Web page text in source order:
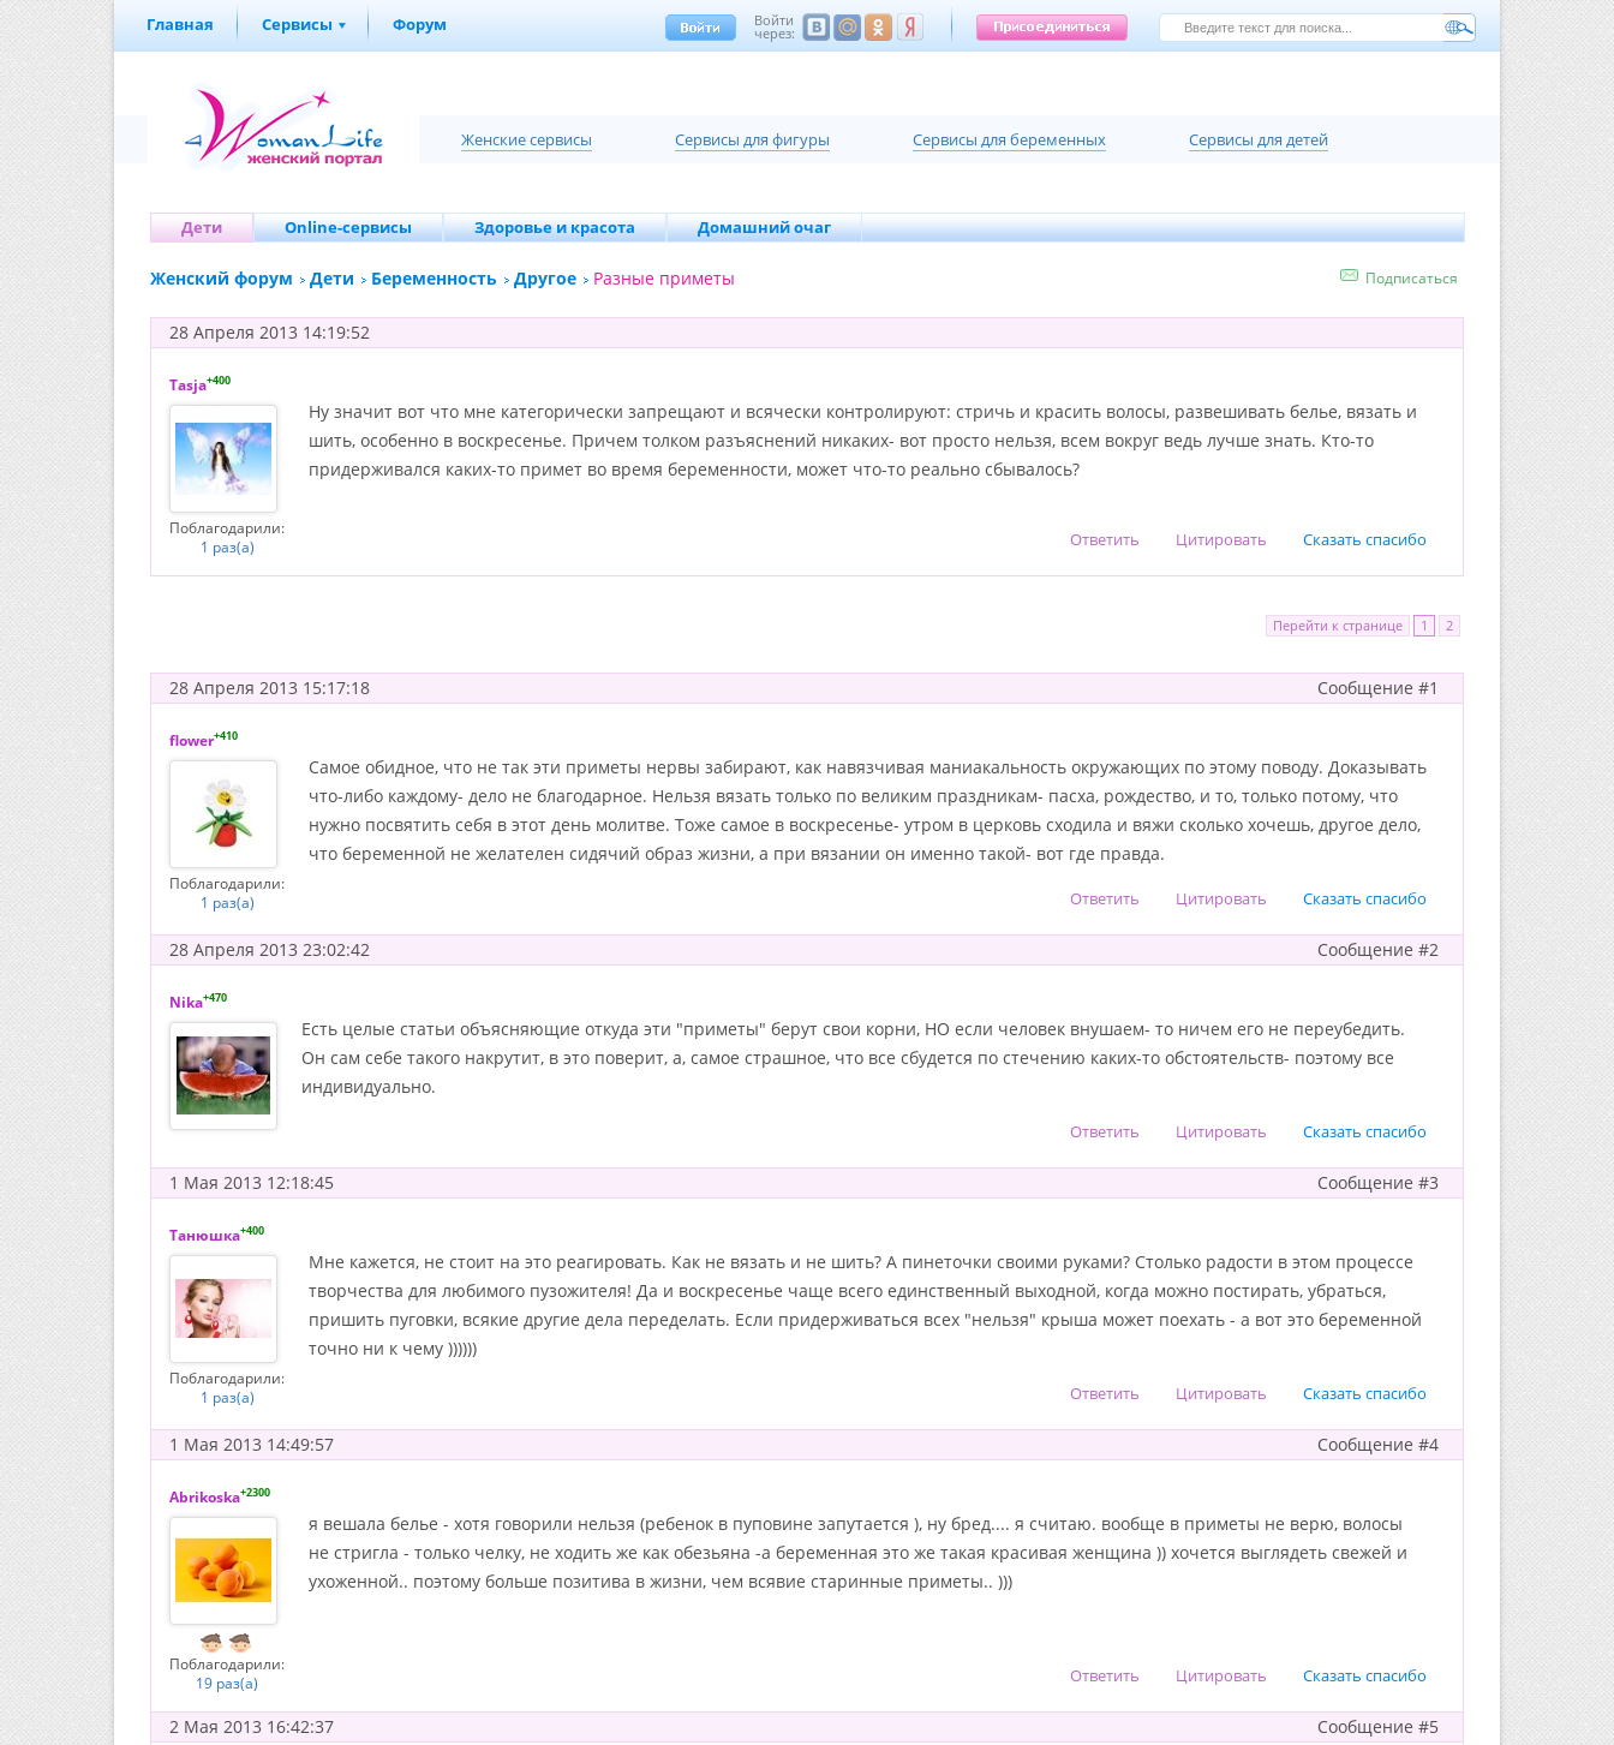
Главная Сервисы Форум Войти
через:
Женские сервисы Cервисы для фигуры Cервисы для беременных Сервисы для детей
Дети Online-сервисы Здоровье и красота Домашний очаг
Подписаться
Женский форум Дети Беременность Другое Разные приметы
28 Апреля 2013 14:19:52
Tasja+400
Поблагодарили:
1 раз(а)
Ну значит вот что мне категорически запрещают и всячески контролируют: стричь и красить волосы, развешивать белье, вязать и
шить, особенно в воскресенье. Причем толком разъяснений никаких- вот просто нельзя, всем вокруг ведь лучше знать. Кто-то
придерживался каких-то примет во время беременности, может что-то реально сбывалось?
Сказать спасибо
Цитировать
Ответить
Перейти к странице 1 2
Сообщение #1
28 Апреля 2013 15:17:18
flower+410
Поблагодарили:
1 раз(а)
Самое обидное, что не так эти приметы нервы забирают, как навязчивая маниакальность окружающих по этому поводу. Доказывать
что-либо каждому- дело не благодарное. Нельзя вязать только по великим праздникам- пасха, рождество, и то, только потому, что
нужно посвятить себя в этот день молитве. Тоже самое в воскресенье- утром в церковь сходила и вяжи сколько хочешь, другое дело,
что беременной не желателен сидячий образ жизни, а при вязании он именно такой- вот где правда.
Сказать спасибо
Цитировать
Ответить
Сообщение #2
28 Апреля 2013 23:02:42
Nika+470
Есть целые статьи объясняющие откуда эти "приметы" берут свои корни, НО если человек внушаем- то ничем его не переубедить.
Он сам себе такого накрутит, в это поверит, а, самое страшное, что все сбудется по стечению каких-то обстоятельств- поэтому все
индивидуально.
Сказать спасибо
Цитировать
Ответить
Сообщение #3
1 Мая 2013 12:18:45
Танюшка+400
Поблагодарили:
1 раз(а)
Мне кажется, не стоит на это реагировать. Как не вязать и не шить? А пинеточки своими руками? Столько радости в этом процессе
творчества для любимого пузожителя! Да и воскресенье чаще всего единственный выходной, когда можно постирать, убраться,
пришить пуговки, всякие другие дела переделать. Если придерживаться всех "нельзя" крыша может поехать - а вот это беременной
точно ни к чему ))))))
Сказать спасибо
Цитировать
Ответить
Сообщение #4
1 Мая 2013 14:49:57
Abrikoska+2300
Поблагодарили:
19 раз(а)
я вешала белье - хотя говорили нельзя (ребенок в пуповине запутается ), ну бред.... я считаю. вообще в приметы не верю, волосы
не стригла - только челку, не ходить же как обезьяна -а беременная это же такая красивая женщина )) хочется выглядеть свежей и
ухоженной.. поэтому больше позитива в жизни, чем всявие старинные приметы.. )))
Сказать спасибо
Цитировать
Ответить
Сообщение #5
2 Мая 2013 16:42:37